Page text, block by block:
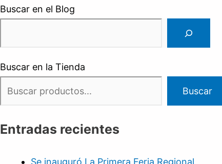
Buscar en el Blog
Buscar en la Tienda
Buscar
Entradas recientes
Se inauguró La Primera Feria Regional